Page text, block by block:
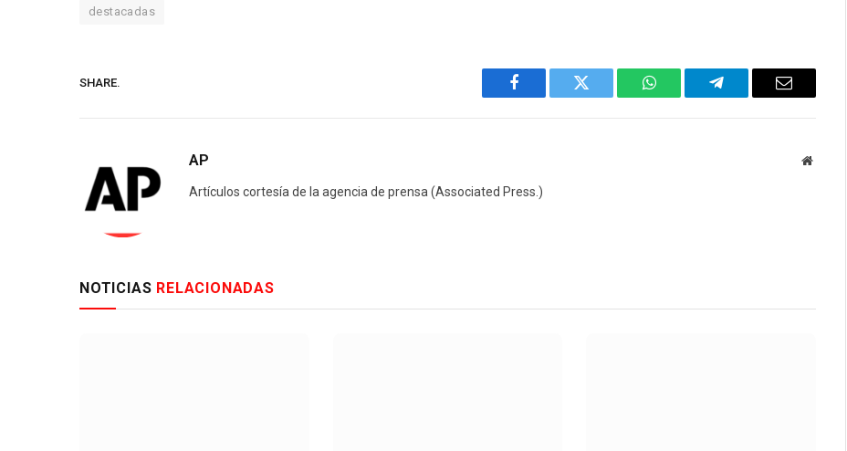
destacadas
SHARE.
Facebook Twitter WhatsAppTelegram Email
AP Website
Artículos cortesía de la agencia de prensa (Associated Press.)
NOTICIAS RELACIONADAS